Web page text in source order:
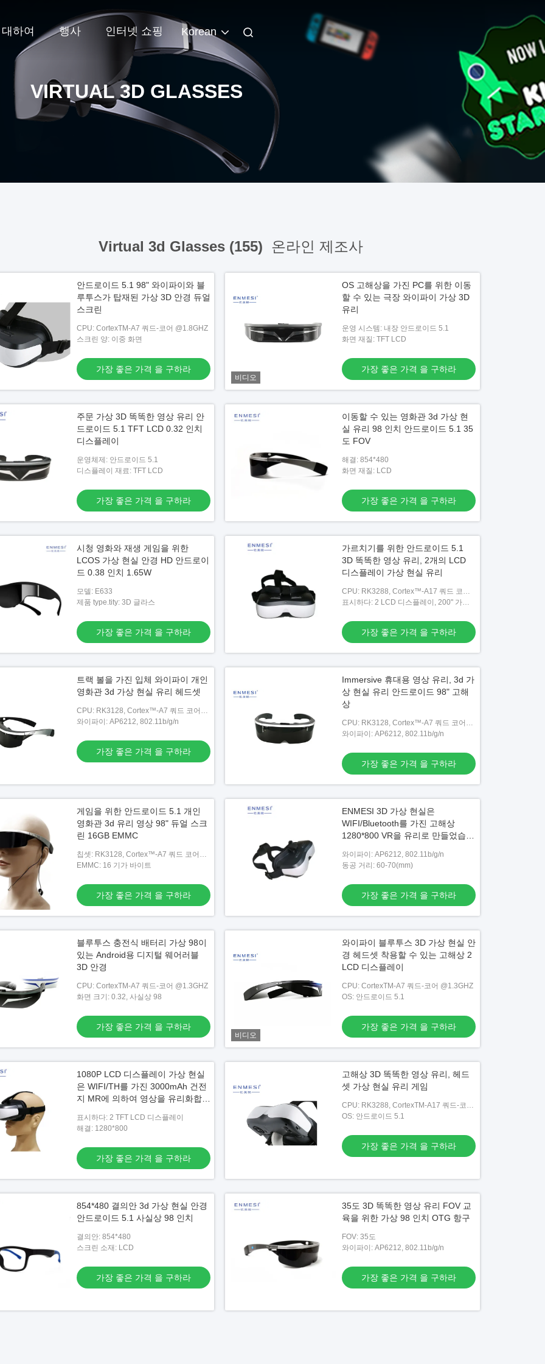
하여 행사 인터넷 쇼핑 Korean
VIRTUAL 3D GLASSES
Virtual 3d Glasses (155) 온라인 제조사
안드로이드 5.1 98" 와이파이와 블
루투스가 탑재된 가상 3D 안경 듀얼
스크린
CPU: CortexTM-A7 쿼드-코어 @1.8GHZ
스크린 양: 이중 화면
가장 좋은 가격 을 구하라
비디오
OS 고해상을 가진 PC를 위한 이동
할 수 있는 극장 와이파이 가상 3D
유리
운영 시스템: 내장 안드로이드 5.1
화면 재질: TFT LCD
가장 좋은 가격 을 구하라
주문 가상 3D 똑똑한 영상 유리 안
드로이드 5.1 TFT LCD 0.32 인치
디스플레이
운영체제: 안드로이드 5.1
디스플레이 재료: TFT LCD
가장 좋은 가격 을 구하라
이동할 수 있는 영화관 3d 가상 현
실 유리 98 인치 안드로이드 5.1 35
도 FOV
해결: 854*480
화면 재질: LCD
가장 좋은 가격 을 구하라
시청 영화와 재생 게임을 위한
LCOS 가상 현실 안경 HD 안드로이
드 0.38 인치 1.65W
모델: E633
제품 type.tity: 3D 글라스
가장 좋은 가격 을 구하라
가르치기를 위한 안드로이드 5.1
3D 똑똑한 영상 유리, 2개의 LCD
디스플레이 가상 현실 유리
CPU: RK3288, Cortex™-A17 쿼드 코어
@1.8GHZ
표시하다: 2 LCD 디스플레이, 200" 가상
가장 좋은 가격 을 구하라
트랙 볼을 가진 입체 와이파이 개인
영화관 3d 가상 현실 유리 헤드셋
CPU: RK3128, Cortex™-A7 쿼드 코어
@1.3GHZ
와이파이: AP6212, 802.11b/g/n
가장 좋은 가격 을 구하라
Immersive 휴대용 영상 유리, 3d 가
상 현실 유리 안드로이드 98" 고해
상
CPU: RK3128, Cortex™-A7 쿼드 코어
@1.3GHZ
와이파이: AP6212, 802.11b/g/n
가장 좋은 가격 을 구하라
게임을 위한 안드로이드 5.1 개인
영화관 3d 유리 영상 98" 듀얼 스크
린 16GB EMMC
칩셋: RK3128, Cortex™-A7 쿼드 코어
@1.3GHZ
EMMC: 16 기가 바이트
가장 좋은 가격 을 구하라
ENMESI 3D 가상 현실은
WIFI/Bluetooth를 가진 고해상
1280*800 VR을 유리로 만들었습니
와이파이: AP6212, 802.11b/g/n
동공 거리: 60-70(mm)
가장 좋은 가격 을 구하라
블루투스 충전식 배터리 가상 98이
있는 Android용 디지털 웨어러블
3D 안경
CPU: CortexTM-A7 쿼드-코어 @1.3GHZ
화면 크기: 0.32, 사실상 98
가장 좋은 가격 을 구하라
비디오
와이파이 블루투스 3D 가상 현실 안
경 헤드셋 착용할 수 있는 고해상 2
LCD 디스플레이
CPU: CortexTM-A7 쿼드-코어 @1.3GHZ
OS: 안드로이드 5.1
가장 좋은 가격 을 구하라
1080P LCD 디스플레이 가상 현실
은 WIFI/TH를 가진 3000mAh 건전
지 MR에 의하여 영상을 유리화합니
표시하다: 2 TFT LCD 디스플레이
해결: 1280*800
가장 좋은 가격 을 구하라
고해상 3D 똑똑한 영상 유리, 헤드
셋 가상 현실 유리 게임
CPU: RK3288, CortexTM-A17 쿼드-코어
@1.8GHZ
OS: 안드로이드 5.1
가장 좋은 가격 을 구하라
854*480 결의안 3d 가상 현실 안경
안드로이드 5.1 사실상 98 인치
결의안: 854*480
스크린 소재: LCD
가장 좋은 가격 을 구하라
35도 3D 똑똑한 영상 유리 FOV 교
육을 위한 가상 98 인치 OTG 항구
FOV: 35도
와이파이: AP6212, 802.11b/g/n
가장 좋은 가격 을 구하라